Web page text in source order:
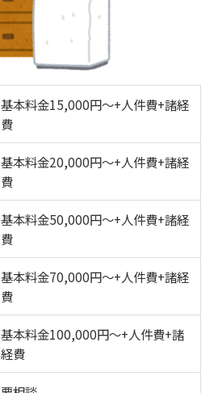
基本料金15,000円～+人件費+諸経
費
基本料金20,000円～+人件費+諸経
費
基本料金50,000円～+人件費+諸経
費
基本料金70,000円～+人件費+諸経
費
基本料金100,000円～+人件費+諸
経費